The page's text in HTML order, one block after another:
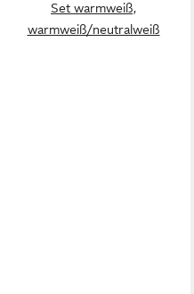
Set warmweiß,
warmweiß/neutralweiß